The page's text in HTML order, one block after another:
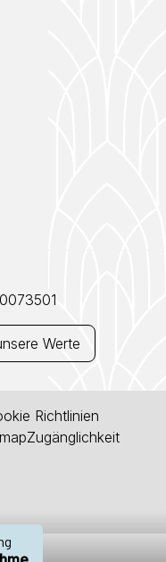
Werte
Richtlinien
Zugänglichkeit